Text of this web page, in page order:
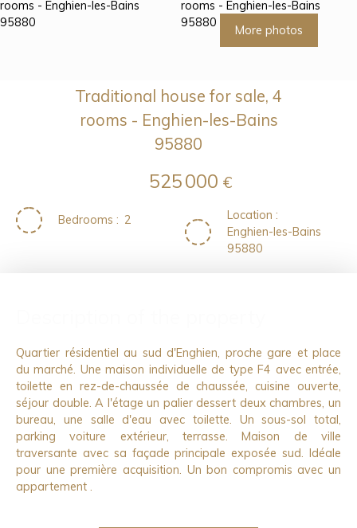
More photos
Traditional house for sale, 4
rooms - Enghien-les-Bains
95880
525 000 €
Bedrooms : 2 Location :
Enghien-les-Bains
95880
Quartier résidentiel au sud d'Enghien, proche gare et place
du marché. Une maison individuelle de type F4 avec entrée,
toilette en rez-de-chaussée de chaussée, cuisine ouverte,
séjour double. A l'étage un palier dessert deux chambres, un
bureau, une salle d'eau avec toilette. Un sous-sol total,
parking voiture extérieur, terrasse. Maison de ville
traversante avec sa façade principale exposée sud. Idéale
pour une première acquisition. Un bon compromis avec un
appartement .